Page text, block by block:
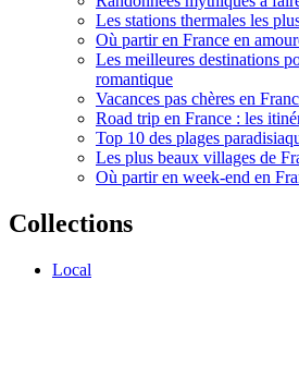
Les stations thermales les
Où partir en France en
Les meilleures destinations
romantique
Vacances pas chères en
Road trip en France : les
Top 10 des plages
Les plus beaux villages de
Où partir en week-end en
Collections
Local